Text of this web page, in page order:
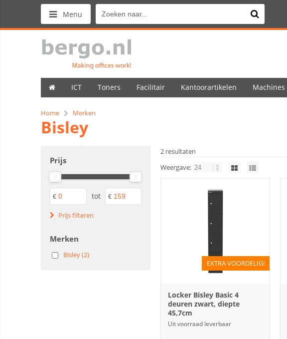
Menu
ICT Toners Facilitair Kantoorartikelen Machines
Home Merken
Bisley
Prijs
€ tot €
Prijs filteren
Merken
Bisley (2)
2 resultaten
Weergave:
EXTRA VOORDELIG!
Locker Bisley Basic 4
deuren zwart, diepte
45,7cm
Uit voorraad leverbaar